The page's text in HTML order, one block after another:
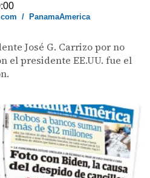
/ PanamaAmerica
José G. Carrizo por no
el presidente EE.UU. fue el